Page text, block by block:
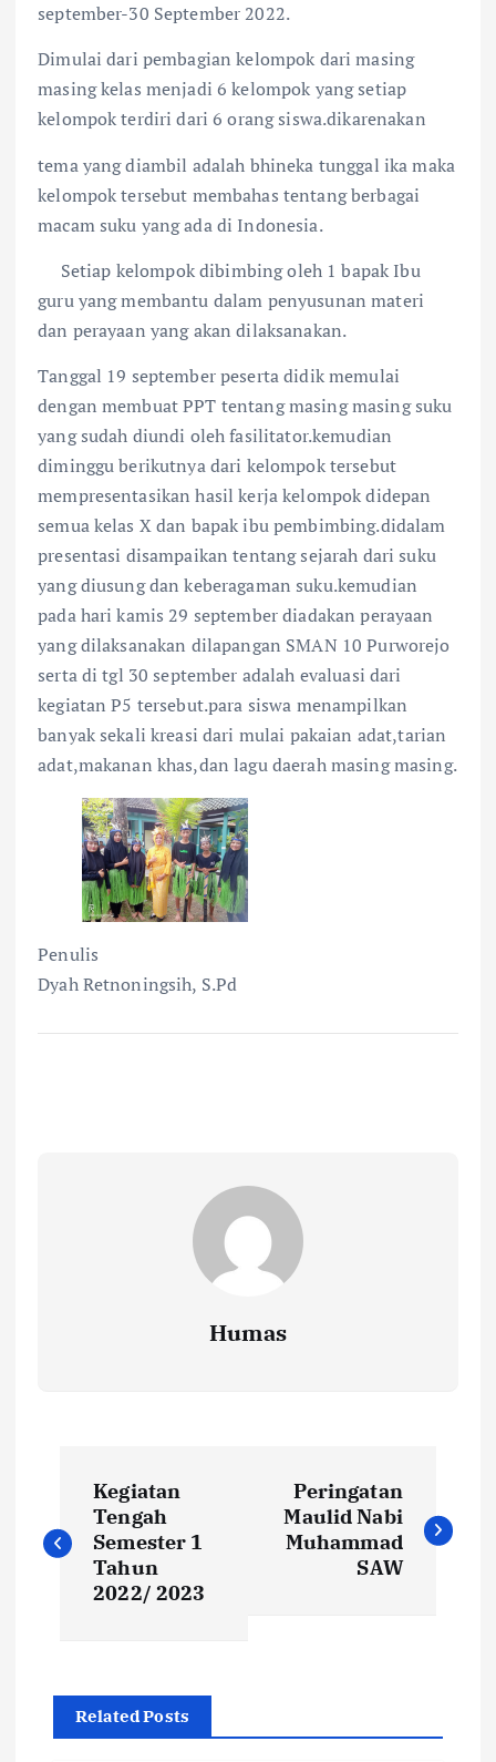
september-30 September 2022.
Dimulai dari pembagian kelompok dari masing
masing kelas menjadi 6 kelompok yang setiap
kelompok terdiri dari 6 orang siswa.dikarenakan
tema yang diambil adalah bhineka tunggal ika maka
kelompok tersebut membahas tentang berbagai
macam suku yang ada di Indonesia.
Setiap kelompok dibimbing oleh 1 bapak Ibu
guru yang membantu dalam penyusunan materi
dan perayaan yang akan dilaksanakan.
Tanggal 19 september peserta didik memulai
dengan membuat PPT tentang masing masing suku
yang sudah diundi oleh fasilitator.kemudian
diminggu berikutnya dari kelompok tersebut
mempresentasikan hasil kerja kelompok didepan
semua kelas X dan bapak ibu pembimbing.didalam
presentasi disampaikan tentang sejarah dari suku
yang diusung dan keberagaman suku.kemudian
pada hari kamis 29 september diadakan perayaan
yang dilaksanakan dilapangan SMAN 10 Purworejo
serta di tgl 30 september adalah evaluasi dari
kegiatan P5 tersebut.para siswa menampilkan
banyak sekali kreasi dari mulai pakaian adat,tarian
adat,makanan khas,dan lagu daerah masing masing.
Penulis
Dyah Retnoningsih, S.Pd
Humas
o
n
a
Kegiatan
Tengah
Semester 1
Tahun
2022/ 2023
Peringatan
Maulid Nabi
Muhammad
SAW
Related Posts